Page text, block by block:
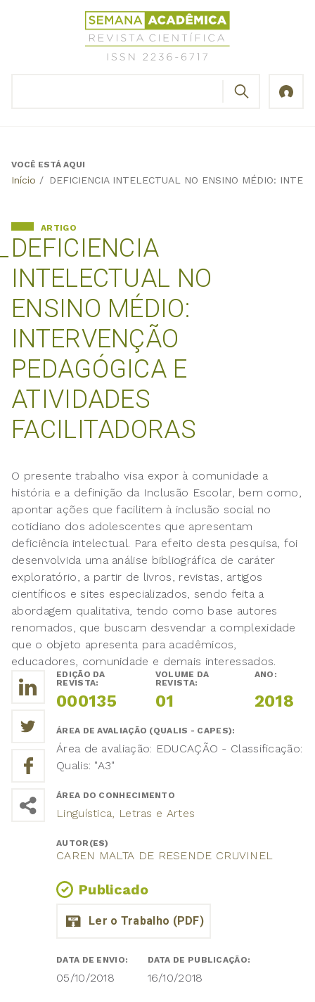
Revista
Científica
Semana
Back
VOCÊ ESTÁ AQUI
Início / DEFICIENCIA INTELECTUAL NO ENSINO MÉDIO:
DEFICIENCIA
INTELECTUAL NO
ENSINO MÉDIO:
INTERVENÇÃO
PEDAGÓGICA E
ATIVIDADES
FACILITADORAS
ARTIGO
O presente trabalho visa expor à comunidade a
história e a definição da Inclusão Escolar, bem como,
apontar ações que facilitem à inclusão social no
cotidiano dos adolescentes que apresentam
deficiência intelectual. Para efeito desta pesquisa, foi
desenvolvida uma análise bibliográfica de caráter
exploratório, a partir de livros, revistas, artigos
científicos e sites especializados, sendo feita a
abordagem qualitativa, tendo como base autores
renomados, que buscam desvendar a complexidade
que o objeto apresenta para acadêmicos,
educadores, comunidade e demais interessados.
EDIÇÃO DA
REVISTA:
000135
VOLUME DA
REVISTA:
01
ANO:
2018
ÁREA DE AVALIAÇÃO (QUALIS - CAPES):
Área de avaliação: EDUCAÇÃO - Classificação:
Qualis: "A3"
ÁREA DO CONHECIMENTO
Linguística, Letras e Artes
AUTOR(ES)
CAREN MALTA DE RESENDE CRUVINEL
Publicado
DATA DE ENVIO:
05/10/2018
DATA DE PUBLICAÇÃO:
16/10/2018